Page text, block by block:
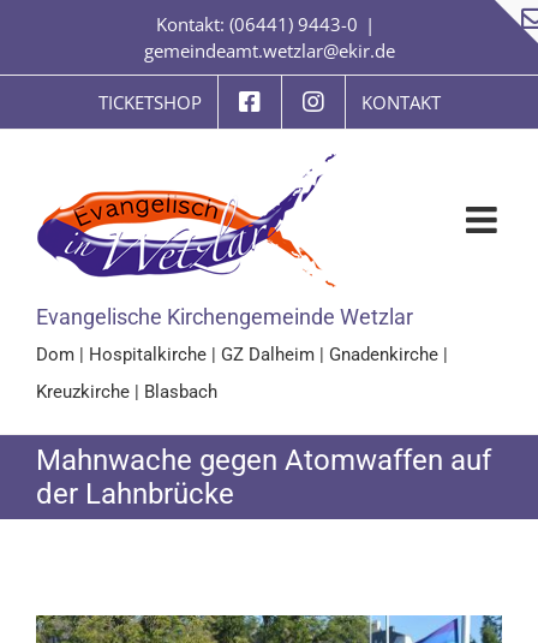
springen
Kontakt: (06441) 9443-0 |
gemeindeamt.wetzlar@ekir.de
TICKETSHOP KONTAKT
Evangelische Kirchengemeinde Wetzlar
Dom | Hospitalkirche | GZ Dalheim | Gnadenkirche |
Kreuzkirche | Blasbach
Mahnwache gegen Atomwaffen auf
der Lahnbrücke
Zeige